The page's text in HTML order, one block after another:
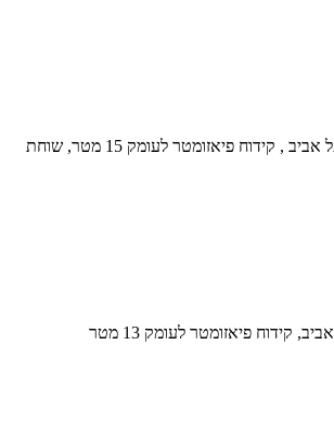
אבן גבירול 153-155 תל אביב , קידוח פיאזומטר לעומק 15 מטר, שוחת